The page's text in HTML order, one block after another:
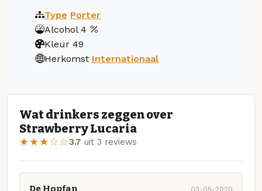
Type Porter
Alcohol 4
Kleur 49
Herkomst Internationaal
Wat drinkers zeggen over
Strawberry Lucaria
★★★☆☆3.7 uit 3 reviews
De Hopfan 03-05-2020